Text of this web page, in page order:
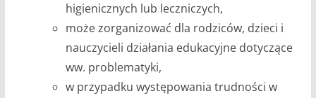
higienicznych lub leczniczych,
może zorganizować dla rodziców, dzieci i
nauczycieli działania edukacyjne dotyczące
ww. problematyki,
w przypadku występowania trudności w